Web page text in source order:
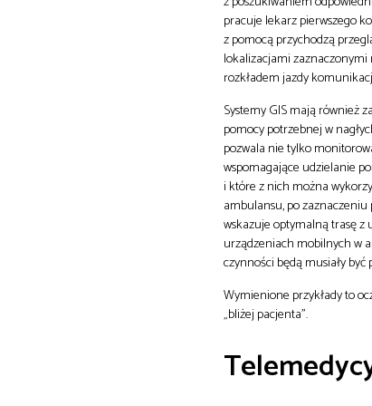
pracuje lekarz pierwszego
z pomocą przychodzą
lokalizacjami
rozkładem jazdy
Systemy GIS mają również
pomocy potrzebnej w
pozwala nie tylko
wspomagające udzielanie
i które z nich można
ambulansu, po
wskazuje optymalną trasę z
urządzeniach mobilnych w
czynności będą musiały
Wymienione przykłady to
„bliżej pacjenta”.